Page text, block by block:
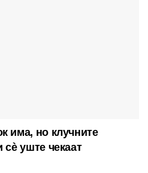
има, но клучните
сè уште чекаат